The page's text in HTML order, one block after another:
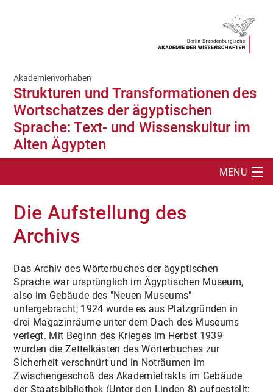
Akademienvorhaben
Strukturen und Transformationen des
Wortschatzes der ägyptischen
Sprache: Text- und Wissenskultur im
Alten Ägypten
MENU
PROJEKT
VORHABENARCHIV
AKTUELLES / VERANSTALTUNGEN
KONTAKT
Die Aufstellung des
Archivs
Das Archiv des Wörterbuches der ägyptischen
Sprache war ursprünglich im Ägyptischen Museum,
also im Gebäude des "Neuen Museums"
untergebracht; 1924 wurde es aus Platzgründen in
drei Magazinräume unter dem Dach des Museums
verlegt. Mit Beginn des Krieges im Herbst 1939
wurden die Zettelkästen des Wörterbuches zur
Sicherheit verschnürt und in Noträumen im
Zwischengeschoß des Akademietrakts im Gebäude
der Staatsbibliothek (Unter den Linden 8) aufgestellt;